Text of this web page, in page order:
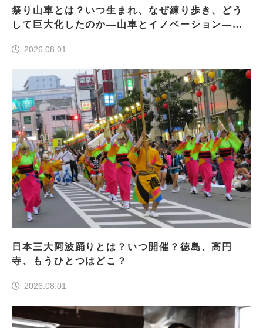
祭り山車とは？いつ生まれ、なぜ練り歩き、どう
して巨大化したのか―山車とイノベーション―＜
2026.08.01
日本三大阿波踊りとは？いつ開催？徳島、高円
寺、もうひとつはどこ？
2026.08.01